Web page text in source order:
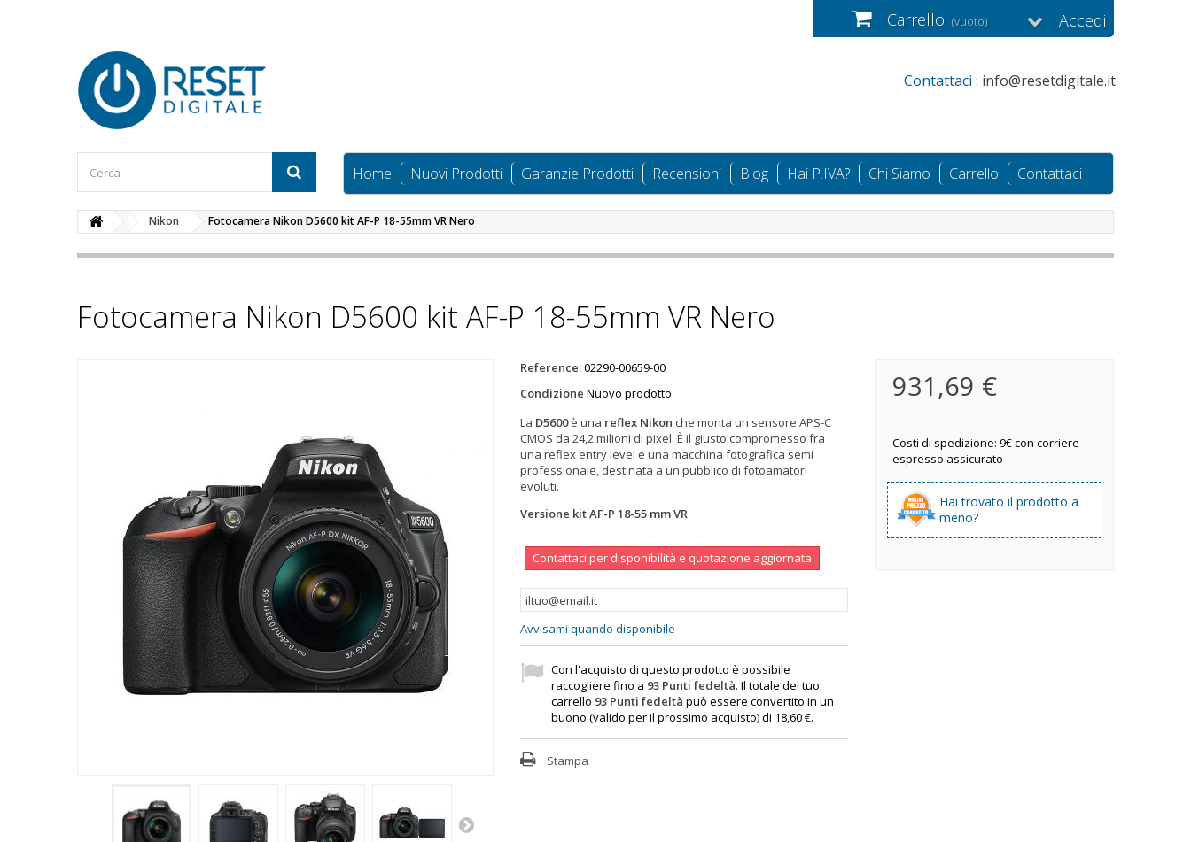
Accedi
Carrello (vuoto)
Contattaci : info@resetdigitale.it
Home Nuovi Prodotti Garanzie Prodotti Recensioni Blog Hai P.IVA? Chi Siamo Carrello Contattaci
Nikon Fotocamera Nikon D5600 kit AF-P 18-55mm VR Nero
Fotocamera Nikon D5600 kit AF-P 18-55mm VR Nero
Reference:02290-00659-00
Condizione Nuovo prodotto
La D5600è una reflex Nikon che monta un sensore APS-C
CMOS da 24,2 milioni di pixel. È il giusto compromesso fra
una reflex entry level e una macchina fotografica semi
professionale, destinata a un pubblico di fotoamatori
evoluti.
Versione kit AF-P 18-55 mm VR
Contattaci per disponibilità e quotazione aggiornata
Avvisami quando disponibile
Con l'acquisto di questo prodotto è possibile
raccogliere fino a 93 Punti fedeltà. Il totale del tuo
carrello 93 Punti fedeltà può essere convertito in un
buono (valido per il prossimo acquisto) di 18,60 €.
Stampa
931,69 €
Costi di spedizione: 9€ con corriere
espresso assicurato
Hai trovato il prodotto a
meno?